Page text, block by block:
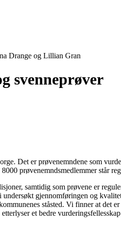
Drange og Lillian Gran
svenneprøver
Det er prøvenemndene som
prøvenemndsmedlemmer står
samtidig som prøvene er
gjennomføringen og
ståsted. Vi finner at det
et bedre